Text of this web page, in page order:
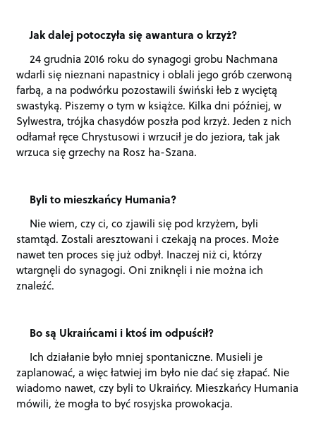
Jak dalej potoczyła się awantura o krzyż?
24 grudnia 2016 roku do synagogi grobu Nachmana
wdarli się nieznani napastnicy i oblali jego grób czerwoną
farbą, a na podwórku pozostawili świński łeb z wyciętą
swastyką. Piszemy o tym w książce. Kilka dni później, w
Sylwestra, trójka chasydów poszła pod krzyż. Jeden z nich
odłamał ręce Chrystusowi i wrzucił je do jeziora, tak jak
wrzuca się grzechy na Rosz ha-Szana.
Byli to mieszkańcy Humania?
Nie wiem, czy ci, co zjawili się pod krzyżem, byli
stamtąd. Zostali aresztowani i czekają na proces. Może
nawet ten proces się już odbył. Inaczej niż ci, którzy
wtargnęli do synagogi. Oni zniknęli i nie można ich
znaleźć.
Bo są Ukraińcami i ktoś im odpuścił?
Ich działanie było mniej spontaniczne. Musieli je
zaplanować, a więc łatwiej im było nie dać się złapać. Nie
wiadomo nawet, czy byli to Ukraińcy. Mieszkańcy Humania
mówili, że mogła to być rosyjska prowokacja.